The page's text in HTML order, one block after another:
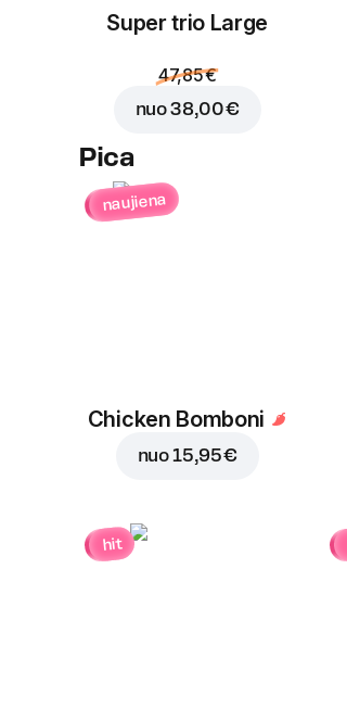
Super trio Large
47,85 €
nuo38,00 €
Pica
naujiena
Chicken Bomboni
nuo15,95 €
hit